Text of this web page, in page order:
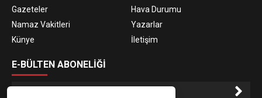
Gazeteler
Hava Durumu
Namaz Vakitleri
Yazarlar
Künye
İletişim
E-BÜLTEN ABONELİĞİ